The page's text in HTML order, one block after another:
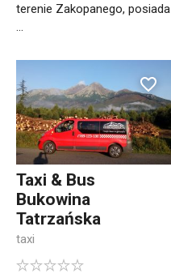
terenie Zakopanego, posiada
...
Taxi & Bus
Bukowina
Tatrzańska
taxi